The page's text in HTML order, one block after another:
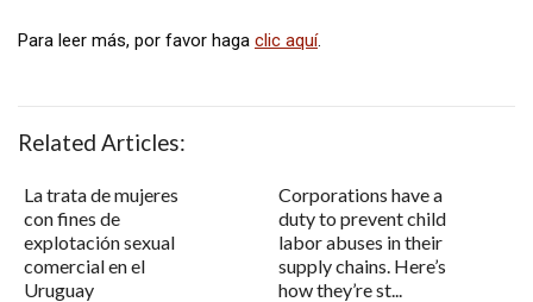
Para leer más, por favor haga clic aquí.
Related Articles:
La trata de mujeres
con fines de
explotación sexual
comercial en el
Uruguay
Corporations have a
duty to prevent child
labor abuses in their
supply chains. Here’s
how they’re st...